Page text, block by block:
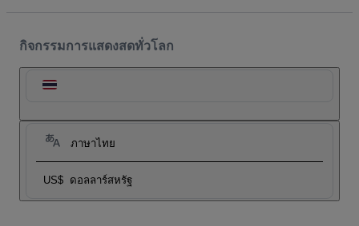
กิจกรรมการแสดงสดทั่วโลก
ภาษาไทย
US$ ดอลลาร์สหรัฐ